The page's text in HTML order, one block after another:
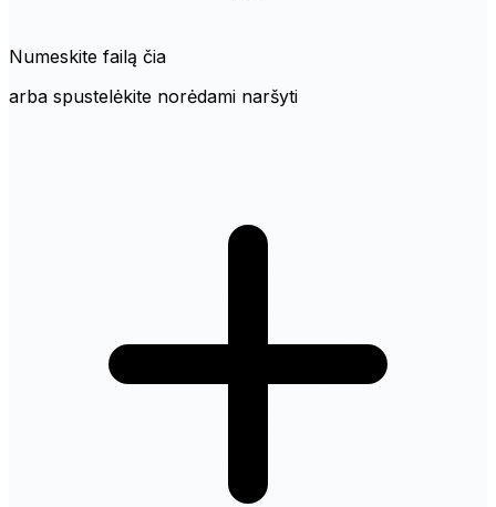
Numeskite failą čia
arba spustelėkite norėdami naršyti